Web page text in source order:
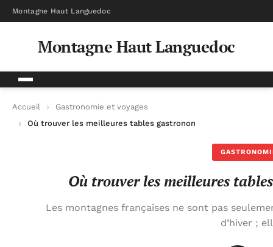
Montagne Haut Languedoc
Montagne Haut Languedoc
Accueil
Gastronomie et voyages
Où trouver les meilleures tables gastronomiques de
Où trouver les meilleures
Les montagnes françaises ne sont pas
d’hiver ;